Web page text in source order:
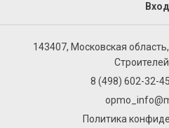
Вход
143407, Московская
8 (498) 602-32-
Политика